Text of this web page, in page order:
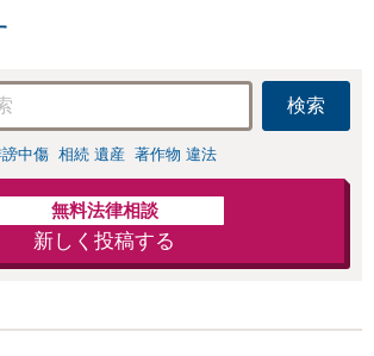
検索
中傷 相続 遺産 著作物 違法
無料法律相談
新しく投稿する